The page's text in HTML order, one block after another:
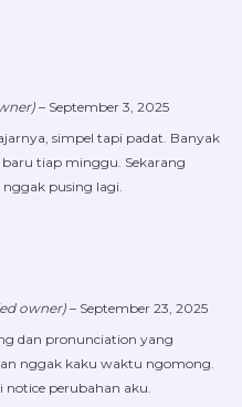
– September 3, 2025
simpel tapi padat. Banyak
tiap minggu. Sekarang
pusing lagi.
owner)– September 23, 2025
dan pronunciation yang
nggak kaku waktu ngomong.
perubahan aku.